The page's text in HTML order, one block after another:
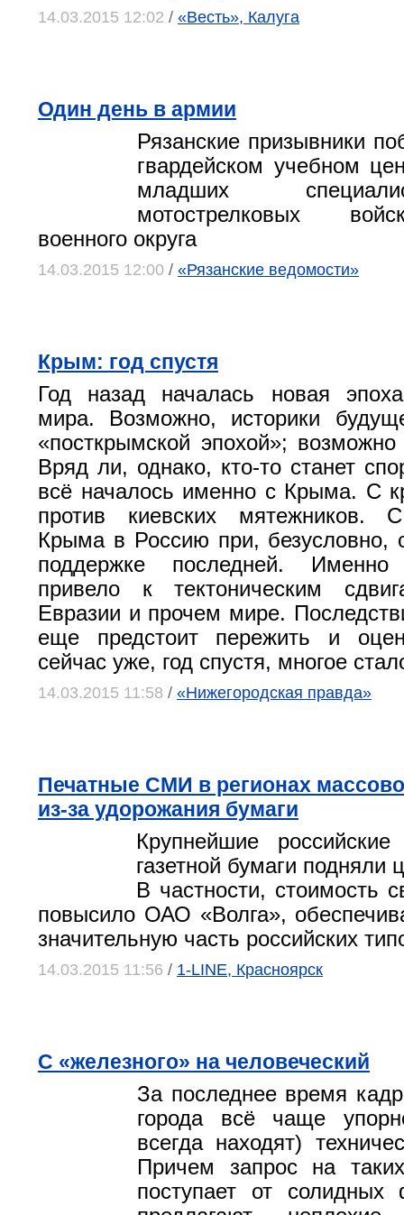
14.03.2015 12:02 / «Весть», Калуга
Один день в армии
Рязанские призывники
гвардейском учебном
младших
мотострелковых
военного округа
14.03.2015 12:00 / «Рязанские ведомости»
Крым: год спустя
Год назад началась новая
мира. Возможно, историки
«посткрымской эпохой»;
Вряд ли, однако, кто-то станет
всё началось именно с Крыма. С
против киевских мятежников.
Крыма в Россию при, безусловно,
поддержке последней.
привело к тектоническим
Евразии и прочем мире.
еще предстоит пережить и
сейчас уже, год спустя, многое
14.03.2015 11:58 / «Нижегородская правда»
Печатные СМИ в регионах
из-за удорожания бумаги
Крупнейшие российские
газетной бумаги подняли
В частности, стоимость
повысило ОАО «Волга»,
значительную часть российских
14.03.2015 11:56 / 1-LINE, Красноярск
С «железного» на человеческий
За последнее время
города всё чаще
всегда находят)
Причем запрос на
поступает от